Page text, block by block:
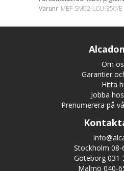
Varunr MBF-SM02-LCU-350/E
Om
Garantier
Hitta
Jobba
Prenumerera på
Stockholm 08-
Göteborg 031-
Malmö 040-